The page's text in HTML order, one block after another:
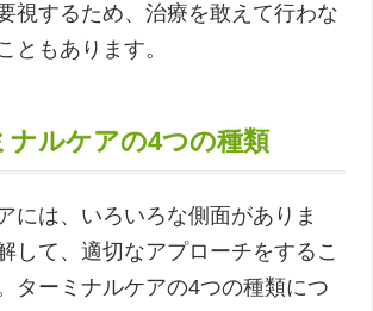
視するため、治療を敢えて行わな
ともあります。
ナルケアの4つの種類
には、いろいろな側面がありま
して、適切なアプローチをするこ
ターミナルケアの4つの種類につ